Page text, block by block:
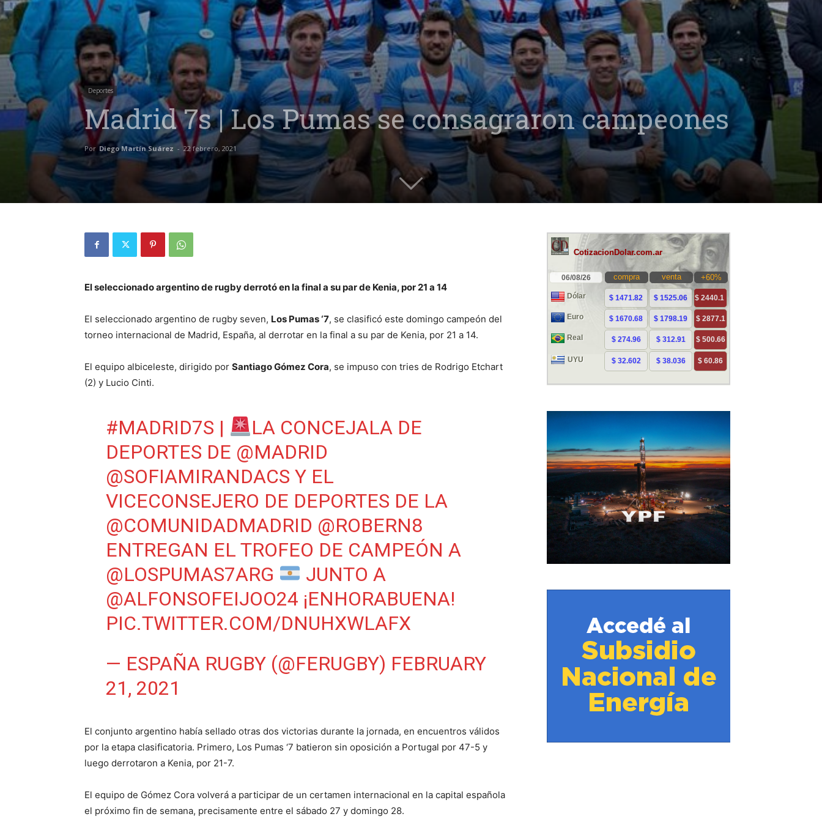
Deportes
Madrid 7s | Los Pumas se consagraron campeones
Por Diego Martín Suárez - 22 febrero, 2021
El seleccionado argentino de rugby derrotó en la final a su par de Kenia, por 21 a 14
El seleccionado argentino de rugby seven, Los Pumas ‘7, se clasificó este domingo campeón del
torneo internacional de Madrid, España, al derrotar en la final a su par de Kenia, por 21 a 14.
El equipo albiceleste, dirigido por Santiago Gómez Cora, se impuso con tries de Rodrigo Etchart
(2) y Lucio Cinti.
#MADRID7S |
LA CONCEJALA DE
DEPORTES DE @MADRID
@SOFIAMIRANDACS Y EL
VICECONSEJERO DE DEPORTES DE LA
@COMUNIDADMADRID @ROBERN8
ENTREGAN EL TROFEO DE CAMPEÓN A
@LOSPUMAS7ARG
JUNTO A
@ALFONSOFEIJOO24 ¡ENHORABUENA!
PIC.TWITTER.COM/DNUHXWLAFX
— ESPAÑA RUGBY (@FERUGBY) FEBRUARY
21, 2021
El conjunto argentino había sellado otras dos victorias durante la jornada, en encuentros válidos
por la etapa clasificatoria. Primero, Los Pumas ‘7 batieron sin oposición a Portugal por 47-5 y
luego derrotaron a Kenia, por 21-7.
El equipo de Gómez Cora volverá a participar de un certamen internacional en la capital española
el próximo fin de semana, precisamente entre el sábado 27 y domingo 28.